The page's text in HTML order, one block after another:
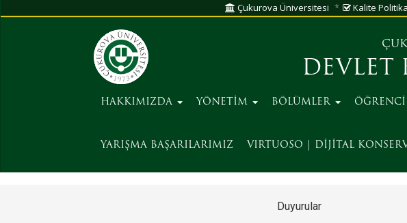
Çukurova Üniversitesi Kalite
DEVLET
HAKKIMIZDA YÖNETİM BÖLÜMLER ÖĞRENCİ
YARIŞMA BAŞARILARIMIZ VIRTUOSO | DİJİTAL
Duyurular